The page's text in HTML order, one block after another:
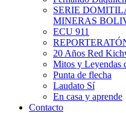
SERIE
MINERAS
ECU 911
20 Años Red
Mitos y Leyendas
Punta de flecha
Laudato Sí
En casa y aprende
Contacto